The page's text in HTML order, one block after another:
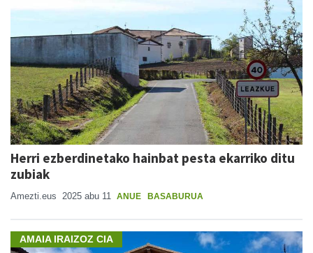
Herri ezberdinetako hainbat pesta ekarriko ditu
zubiak
Amezti.eus 2025 abu 11 ANUE BASABURUA
AMAIA IRAIZOZ CIA